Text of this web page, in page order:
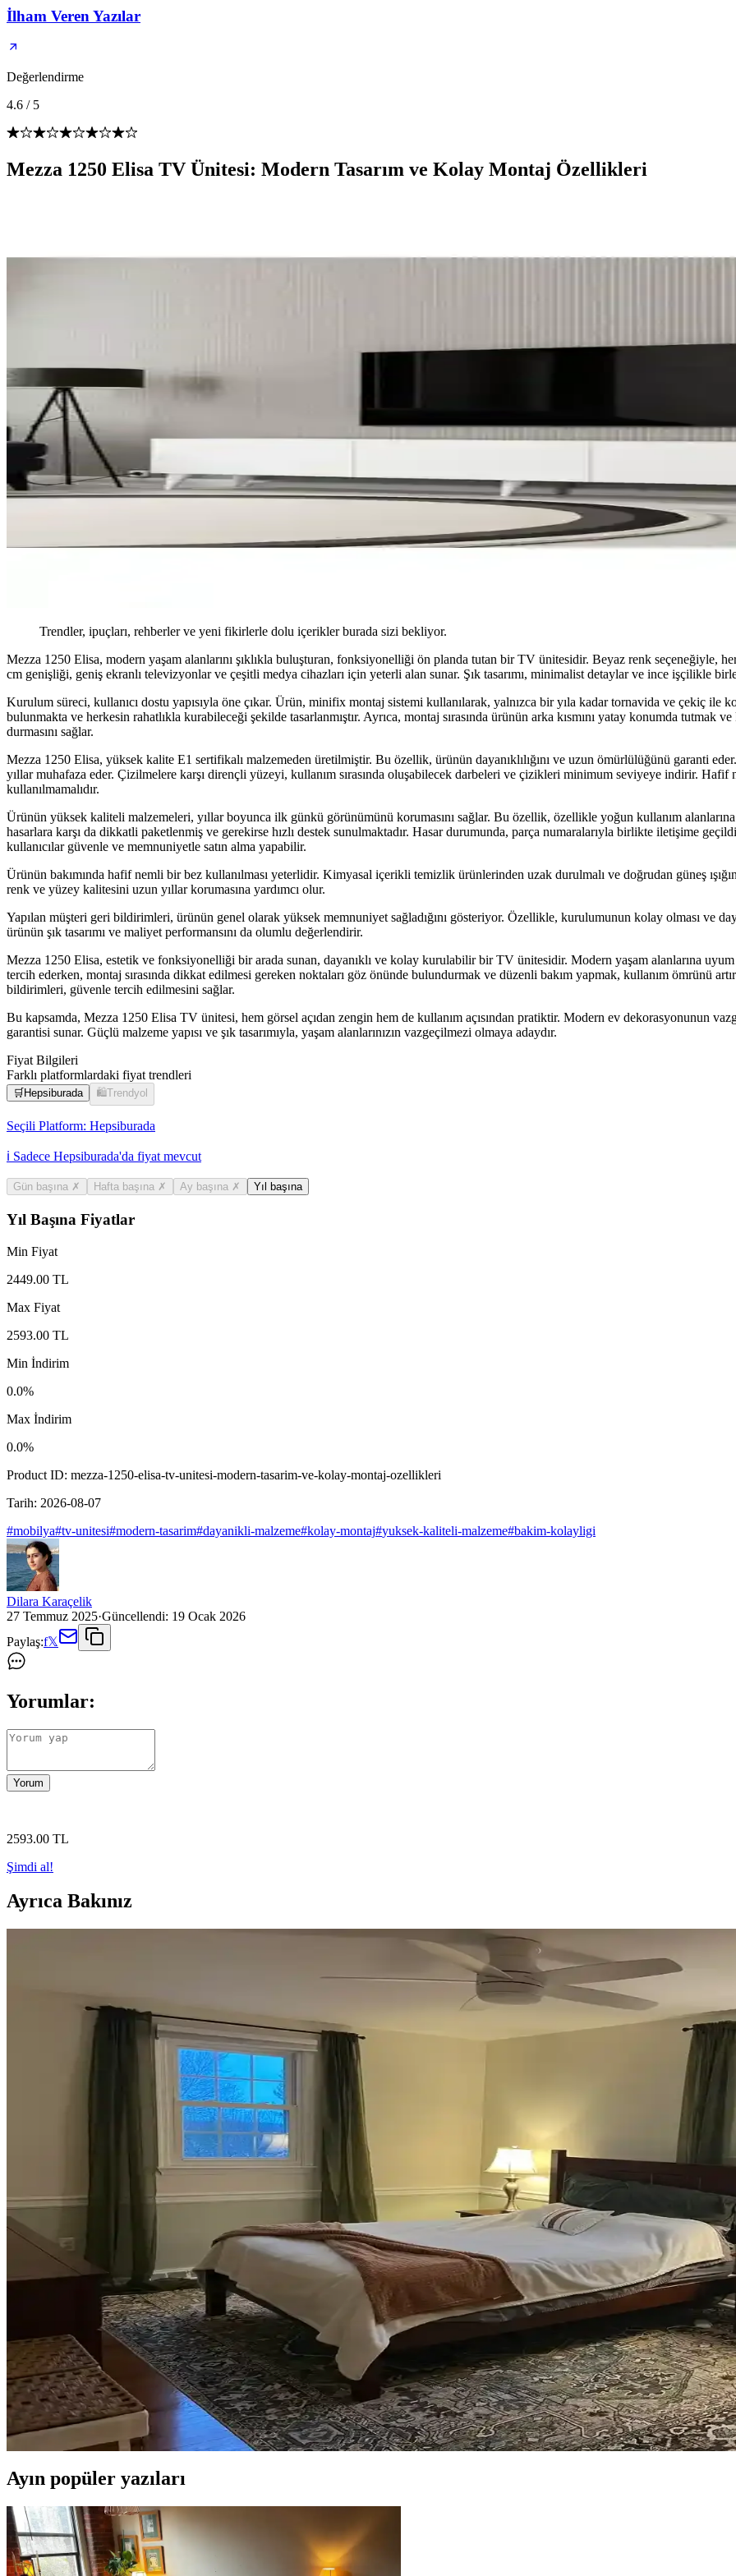
İlham Veren Yazılar
Değerlendirme
4.6 / 5
Mezza 1250 Elisa TV Ünitesi: Modern Tasarım ve Kolay Montaj Özellikleri
Trendler, ipuçları, rehberler ve yeni fikirlerle dolu içerikler burada sizi bekliyor.
Mezza 1250 Elisa, modern yaşam alanlarını şıklıkla buluşturan, fonksiyonelliği ön planda tutan bir TV ünitesidir. Beyaz renk seçeneğiyle,
cm genişliği, geniş ekranlı televizyonlar ve çeşitli medya cihazları için yeterli alan sunar. Şık tasarımı, minimalist detaylar ve ince işçilikle
Kurulum süreci, kullanıcı dostu yapısıyla öne çıkar. Ürün, minifix montaj sistemi kullanılarak, yalnızca bir yıla kadar tornavida ve çekiç ile
bulunmakta ve herkesin rahatlıkla kurabileceği şekilde tasarlanmıştır. Ayrıca, montaj sırasında ürünün arka kısmını yatay konumda tutmak
durmasını sağlar.
Mezza 1250 Elisa, yüksek kalite E1 sertifikalı malzemeden üretilmiştir. Bu özellik, ürünün dayanıklılığını ve uzun ömürlülüğünü garanti
yıllar muhafaza eder. Çizilmelere karşı dirençli yüzeyi, kullanım sırasında oluşabilecek darbeleri ve çizikleri minimum seviyeye indirir.
kullanılmamalıdır.
Ürünün yüksek kaliteli malzemeleri, yıllar boyunca ilk günkü görünümünü korumasını sağlar. Bu özellik, özellikle yoğun kullanım alanlarına
hasarlara karşı da dikkatli paketlenmiş ve gerekirse hızlı destek sunulmaktadır. Hasar durumunda, parça numaralarıyla birlikte iletişime
kullanıcılar güvenle ve memnuniyetle satın alma yapabilir.
Ürünün bakımında hafif nemli bir bez kullanılması yeterlidir. Kimyasal içerikli temizlik ürünlerinden uzak durulmalı ve doğrudan güneş
renk ve yüzey kalitesini uzun yıllar korumasına yardımcı olur.
Yapılan müşteri geri bildirimleri, ürünün genel olarak yüksek memnuniyet sağladığını gösteriyor. Özellikle, kurulumunun kolay olması ve
ürünün şık tasarımı ve maliyet performansını da olumlu değerlendirir.
Mezza 1250 Elisa, estetik ve fonksiyonelliği bir arada sunan, dayanıklı ve kolay kurulabilir bir TV ünitesidir. Modern yaşam alanlarına
tercih ederken, montaj sırasında dikkat edilmesi gereken noktaları göz önünde bulundurmak ve düzenli bakım yapmak, kullanım ömrünü
bildirimleri, güvenle tercih edilmesini sağlar.
Bu kapsamda, Mezza 1250 Elisa TV ünitesi, hem görsel açıdan zengin hem de kullanım açısından pratiktir. Modern ev dekorasyonunun
garantisi sunar. Güçlü malzeme yapısı ve şık tasarımıyla, yaşam alanlarınızın vazgeçilmezi olmaya adaydır.
Fiyat Bilgileri
Farklı platformlardaki fiyat trendleri
🛒 Hepsiburada 🛍️Trendyol
Seçili Platform: Hepsiburada
ℹ️ Sadece Hepsiburada'da fiyat mevcut
Gün başına ✗ Hafta başına ✗ Ay başına ✗ Yıl başına
Yıl Başına Fiyatlar
Min Fiyat
2449.00 TL
Max Fiyat
2593.00 TL
Min İndirim
0.0%
Max İndirim
0.0%
Product ID: mezza-1250-elisa-tv-unitesi-modern-tasarim-ve-kolay-montaj-ozellikleri
Tarih: 2026-08-07
#mobilya#tv-unitesi#modern-tasarim#dayanikli-malzeme#kolay-montaj#yuksek-kaliteli-malzeme#bakim-kolayligi
Dilara Karaçelik
27 Temmuz 2025·Güncellendi: 19 Ocak 2026
Paylaş:f𝕏
Yorumlar:
Yorum
2593.00 TL
Şimdi al!
Ayrıca Bakınız
Koltuk ve Aksesuar Sandalyelerde Renk Uyumu ve Dekorasyonda Görsel Denge Sağlama Yöntemleri
Koltuk ve aksesuar sandalyelerde renk uyumsuzluğu görsel rekabete yol açabilir. Halı, perde, yastık ve mobilya yerleşimi ile renkler
Ev Dekorasyonunda Denge ve Fonksiyonellik: Renk Uyumu, Mobilya Yerleşimi ve Estetik İncelemesi
Reddit tartışması üzerinden ev dekorasyonunda renk uyumu, mobilya yerleşimi ve aksesuar dengesi gibi unsurların yaşam alanlarının
Veranda Dekorasyonunda Bitki Seçimi, Aydınlatma ve Mobilya Düzenlemeleriyle Estetik İyileştirme
Veranda dekorasyonunda bitkiler, halılar, aydınlatma ve mobilyaların uyumlu kullanımı mekânı daha davetkâr ve fonksiyonel kılar. Doğru
Habitat'tan İkinci El Mobilya Alımı ve Ev Dekorasyonunda Stil Oluşturma Yöntemleri
Habitat mağazalarından ikinci el mobilya alımı, ekonomik ve özgün dekorasyon için fırsatlar sunar. Doğru seçim, temizlik ve stil oluşturma
Teal Renkli Sandalyenin Halı ve Dolapla Uyumunda Renk Tonları ve Aksesuarların Rolü
Teal renkli sandalyenin halı ve dolapla uyumu, doğru renk tonları ve aksesuar seçimiyle sağlanır. Halıdaki mavi-yeşil alt tonlar ve sıcak
Yan Sehpa Boyama Renk Seçenekleri ve Dekorasyon Uyumu İçin Rehber
Yan sehpa boyamada renk seçimi, mobilya ve dekorasyon uyumu açısından önemlidir. Koyu tonlar, sıcak renkler ve doğal ahşap görünümü
Ev Kütüphanesi Yenileme: Renk, Dekorasyon ve Konforun Dengeli Buluşması
Ev kütüphanesi yenilemesinde renklerin rahatlatıcı etkisi, kişisel dekoratif öğeler ve konforlu mobilyalar ön plandadır. Tavan boyama ve raf
Yatak Odası Düzeni ve Dekorasyonunda Doğru Yerleşim ve Tasarım İpuçları
Yatak odasında doğru mobilya yerleşimi, renk uyumu, aydınlatma ve kişisel dokunuşlarla mekanın fonksiyonelliği ve estetiği artırılır. Bu
Ayın popüler yazıları